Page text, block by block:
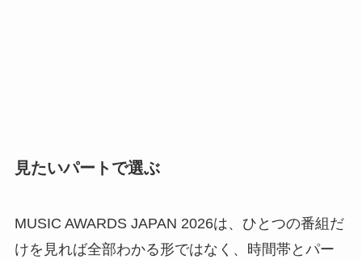
見たいパートで選ぶ
MUSIC AWARDS JAPAN 2026は、ひとつの番組だ
けを見れば全部わかる形ではなく、時間帯とパー